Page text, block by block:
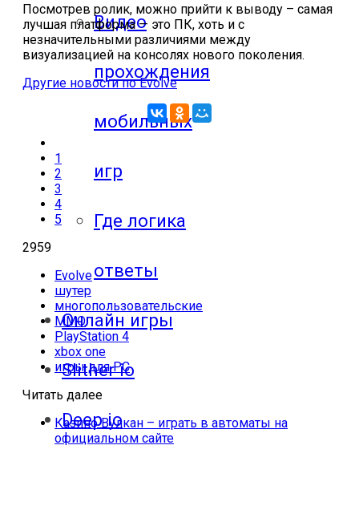
Видео
прохождения
мобильных
игр
Где логика
ответы
Онлайн игры
Slither io
Deep io
Посмотрев ролик, можно прийти к выводу – самая
лучшая платформа — это ПК, хоть и с
незначительными различиями между
визуализацией на консолях нового поколения.
Другие новости по Evolve
1
2
3
4
5
2959
Evolve
шутер
многопользовательские
MMO
PlayStation 4
xbox one
игры для PC
Читать далее
Казино Вулкан – играть в автоматы на
официальном сайте